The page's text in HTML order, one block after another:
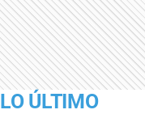
LO ÚLTIMO